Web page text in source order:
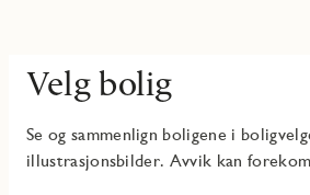
Velg bolig
Se og sammenlign boligene i
illustrasjonsbilder. Avvik kan